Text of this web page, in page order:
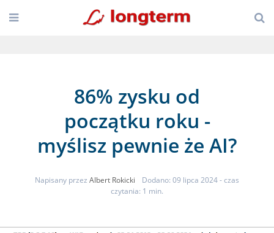
86% zysku od
początku roku -
myślisz pewnie że AI?
Napisany przez Albert Rokicki Dodano: 09 lipca 2024- czas
czytania: 1 min.